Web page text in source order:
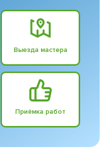
Выезда мастера
Приёмка работ